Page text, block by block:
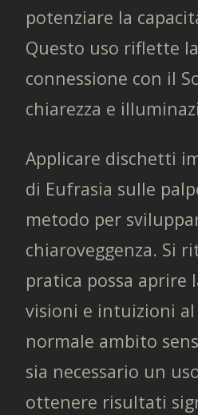
potenziare la
Questo uso riflette
connessione con il
chiarezza e
Applicare dischetti
di Eufrasia sulle
metodo per
chiaroveggenza. Si
pratica possa aprire
visioni e intuizioni al
normale ambito
sia necessario un
ottenere risultati